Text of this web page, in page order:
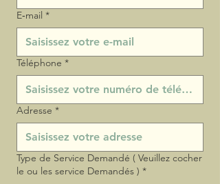
E‑mail *
Téléphone *
Adresse *
Type de Service Demandé ( Veuillez cocher
le ou les service Demandés ) *